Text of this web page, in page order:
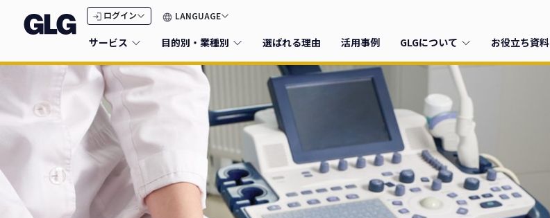
ログイン LANGUAGE
サービス 目的別・業種別 選ばれる理由 活用事例 GLGについて お役立ち資料